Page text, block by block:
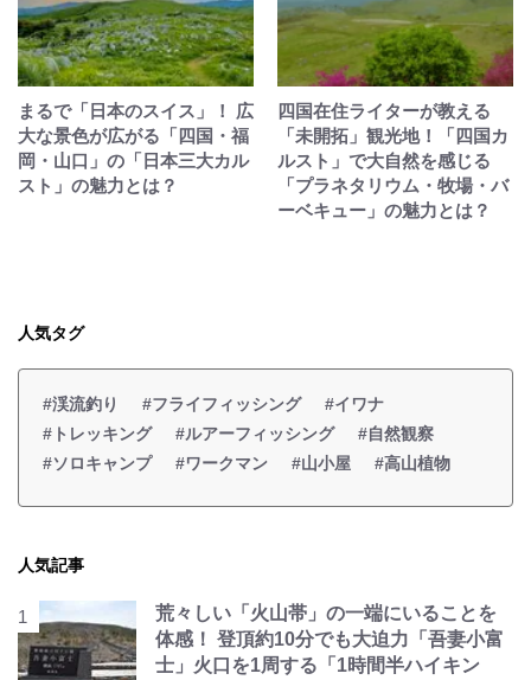
まるで「日本のスイス」！ 広
大な景色が広がる「四国・福
岡・山口」の「日本三大カル
スト」の魅力とは？
四国在住ライターが教える
「未開拓」観光地！「四国カ
ルスト」で大自然を感じる
「プラネタリウム・牧場・バ
ーベキュー」の魅力とは？
人気タグ
#渓流釣り #フライフィッシング
#イワナ
#トレッキング
#ルアーフィッシング
#自然観察
#ソロキャンプ
#ワークマン #山小屋 #高山植物
人気記事
荒々しい「火山帯」の一端にいることを
体感！ 登頂約10分でも大迫力「吾妻小富
士」火口を1周する「1時間半ハイキン